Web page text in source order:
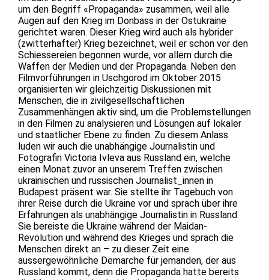
um den Begriff «Propaganda» zusammen, weil alle
Augen auf den Krieg im Donbass in der Ostukraine
gerichtet waren. Dieser Krieg wird auch als hybrider
(zwitterhafter) Krieg bezeichnet, weil er schon vor den
Schiessereien begonnen wurde, vor allem durch die
Waffen der Medien und der Propaganda. Neben den
Filmvorführungen in Uschgorod im Oktober 2015
organisierten wir gleichzeitig Diskussionen mit
Menschen, die in zivilgesellschaftlichen
Zusammenhängen aktiv sind, um die Problemstellungen
in den Filmen zu analysieren und Lösungen auf lokaler
und staatlicher Ebene zu finden. Zu diesem Anlass
luden wir auch die unabhängige Journalistin und
Fotografin Victoria Ivleva aus Russland ein, welche
einen Monat zuvor an unserem Treffen zwischen
ukrainischen und russischen Journalist_innen in
Budapest präsent war. Sie stellte ihr Tagebuch von
ihrer Reise durch die Ukraine vor und sprach über ihre
Erfahrungen als unabhängige Journalistin in Russland.
Sie bereiste die Ukraine während der Maidan-
Revolution und während des Krieges und sprach die
Menschen direkt an – zu dieser Zeit eine
aussergewöhnliche Demarche für jemanden, der aus
Russland kommt, denn die Propaganda hatte bereits